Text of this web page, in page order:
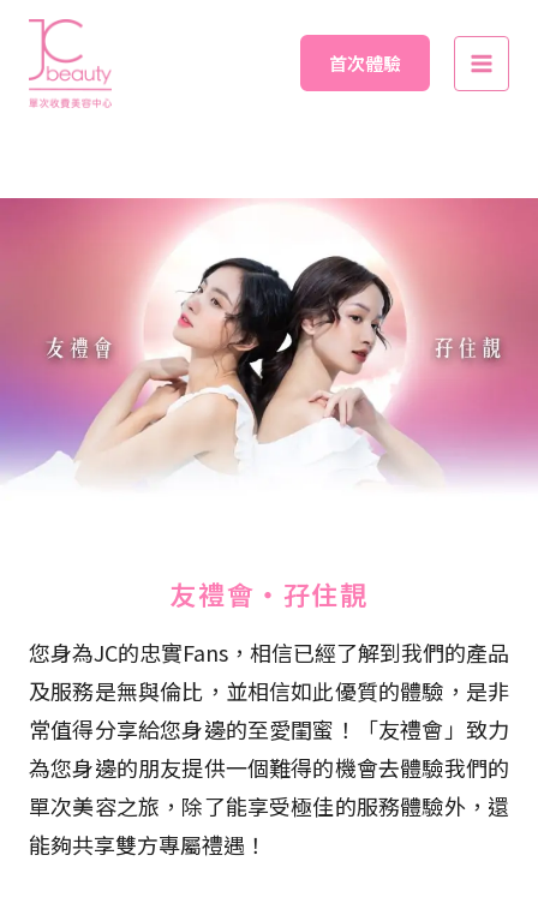
Skip
content
首次體驗
Main
友禮會・孖住靚
您身為JC的忠實Fans，相信已經了解到我們的產品
及服務是無與倫比，並相信如此優質的體驗，是非
常值得分享給您身邊的至愛閨蜜！「友禮會」致力
為您身邊的朋友提供一個難得的機會去體驗我們的
單次美容之旅，除了能享受極佳的服務體驗外，還
能夠共享雙方專屬禮遇！